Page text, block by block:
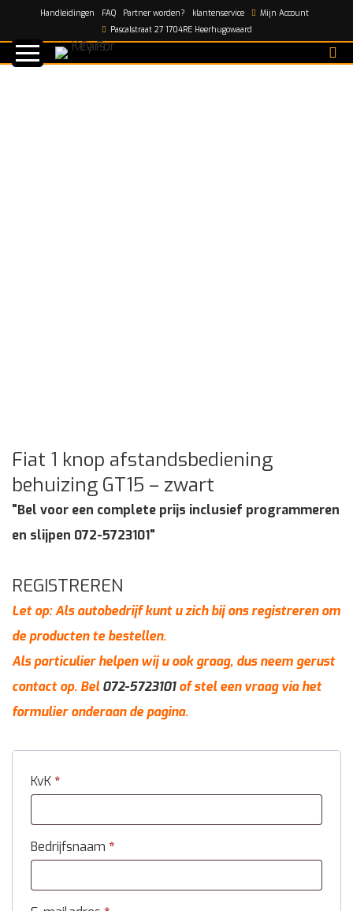
Handleidingen FAQ Partner worden? klantenservice
Mijn Account
Pascalstraat 27 1704RE Heerhugowaard
Home/shop/ Fiat 1 knop afstandsbediening behuizing
GT15 – zwart
Fiat 1 knop afstandsbediening
behuizing GT15 – zwart
"Bel voor een complete prijs inclusief programmeren
en slijpen 072-5723101"
REGISTREREN
Let op: Als autobedrijf kunt u zich bij ons registreren om
de producten te bestellen.
Als particulier helpen wij u ook graag, dus neem gerust
contact op. Bel072-5723101of stel een vraag via het
formulier onderaan de pagina.
KvK *
Bedrijfsnaam *